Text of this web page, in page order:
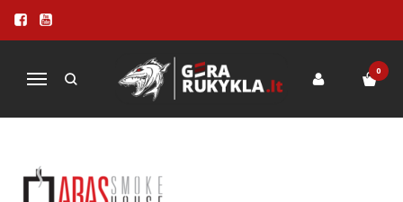
Navigacija
0
ABAS SMOKEHOUSE, LATVIJA
Pirkite pagal gamintoją ABAS Smokehouse, Latvija